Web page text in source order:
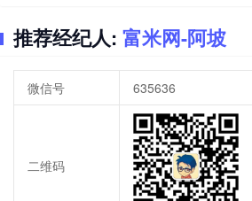
推荐经纪人: 富米网-阿坡
微信号 635636
二维码